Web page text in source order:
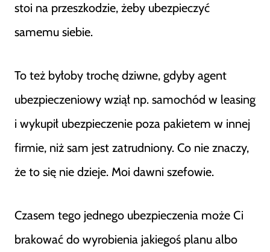
stoi na przeszkodzie, żeby ubezpieczyć
samemu siebie.
To też byłoby trochę dziwne, gdyby agent
ubezpieczeniowy wziął np. samochód w leasing
i wykupił ubezpieczenie poza pakietem w innej
firmie, niż sam jest zatrudniony. Co nie znaczy,
że to się nie dzieje. Moi dawni szefowie.
Czasem tego jednego ubezpieczenia może Ci
brakować do wyrobienia jakiegoś planu albo